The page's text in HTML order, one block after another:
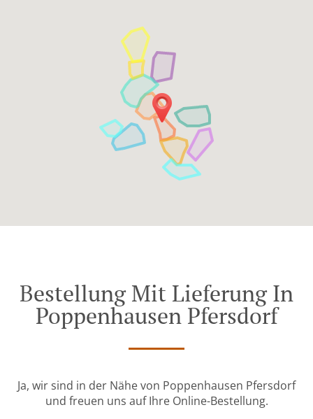
Bestellung Mit Lieferung In
Poppenhausen Pfersdorf
Ja, wir sind in der Nähe von Poppenhausen Pfersdorf
und freuen uns auf Ihre Online-Bestellung.